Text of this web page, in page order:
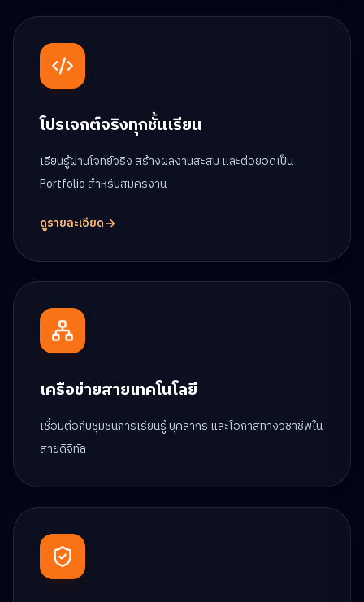
โปรเจกต์จริงทุกชั้นเรียน
เรียนรู้ผ่านโจทย์จริง สร้างผลงานสะสม และต่อยอดเป็น
Portfolio สำหรับสมัครงาน
ดูรายละเอียด
เครือข่ายสายเทคโนโลยี
เชื่อมต่อกับชุมชนการเรียนรู้ บุคลากร และโอกาสทางวิชาชีพใน
สายดิจิทัล